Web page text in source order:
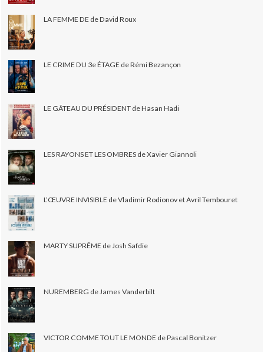
LA FEMME DE de David Roux
LE CRIME DU 3e ÉTAGE de Rémi Bezançon
LE GÂTEAU DU PRÉSIDENT de Hasan Hadi
LES RAYONS ET LES OMBRES de Xavier Giannoli
L’ŒUVRE INVISIBLE de Vladimir Rodionov et Avril Tembouret
MARTY SUPRÊME de Josh Safdie
NUREMBERG de James Vanderbilt
VICTOR COMME TOUT LE MONDE de Pascal Bonitzer